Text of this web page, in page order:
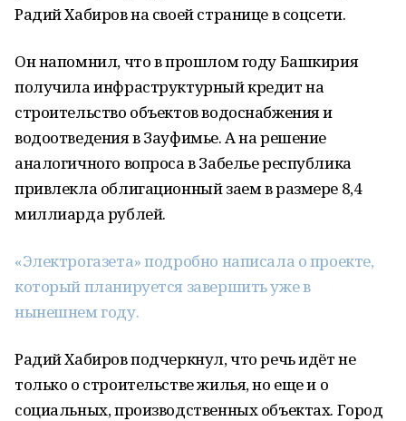
Радий Хабиров на своей странице в соцсети.
Он напомнил, что в прошлом году Башкирия
получила инфраструктурный кредит на
строительство объектов водоснабжения и
водоотведения в Зауфимье. А на решение
аналогичного вопроса в Забелье республика
привлекла облигационный заем в размере 8,4
миллиарда рублей.
«Электрогазета» подробно написала о проекте,
который планируется завершить уже в
нынешнем году.
Радий Хабиров подчеркнул, что речь идёт не
только о строительстве жилья, но еще и о
социальных, производственных объектах. Город